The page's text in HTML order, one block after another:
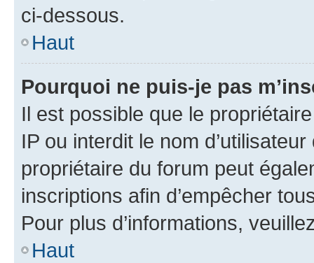
ci-dessous.
Haut
Pourquoi ne puis-je pas
Il est possible que le
IP ou interdit le nom
propriétaire du forum peut
inscriptions afin d’empêcher
Pour plus d’informations,
Haut